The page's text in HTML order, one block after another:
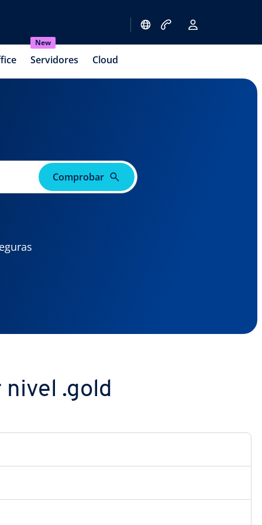
New
Servidores Cloud
Comprobar
.gold